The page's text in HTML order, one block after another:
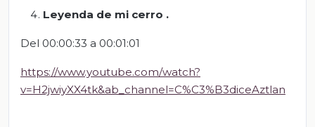
Leyenda de mi cerro .
Del 00:00:33 a 00:01:01
https://www.youtube.com/watch?
v=H2jwiyXX4tk&ab_channel=C%C3%B3diceAztlan